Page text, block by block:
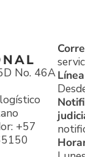
No. 46A
+57